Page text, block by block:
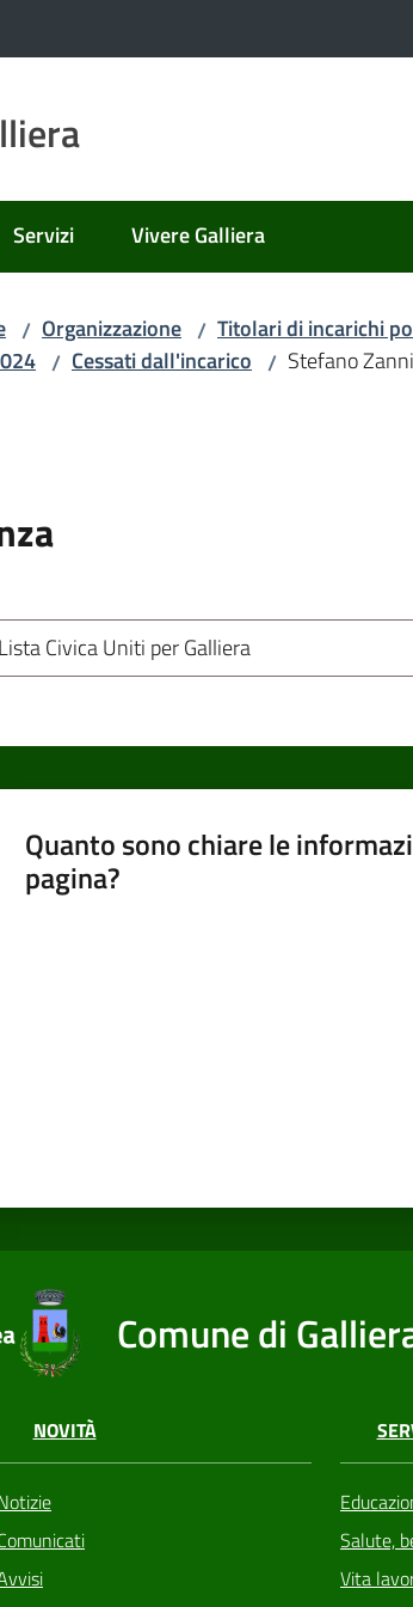
Servizi Vivere Galliera
/ Organizzazione / Titolari di incarichi
/ Cessati dall'incarico / Stefano Zanni
Lista Civica Uniti per Galliera
Quanto sono chiare le
pagina?
Comune di
NOVITÀ
Salute,
Vita